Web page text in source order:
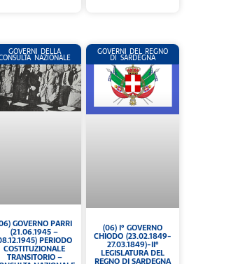
GOVERNI DELLA
NAZIONALE
GOVERNO PARRI
(21.06.1945 –
PERIODO
COSTITUZIONALE
TRANSITORIO –
GOVERNI DEL REGNO
DI SARDEGNA
(06) I° GOVERNO
CHIODO (23.02.1849-
27.03.1849)-II°
LEGISLATURA DEL
REGNO DI SARDEGNA